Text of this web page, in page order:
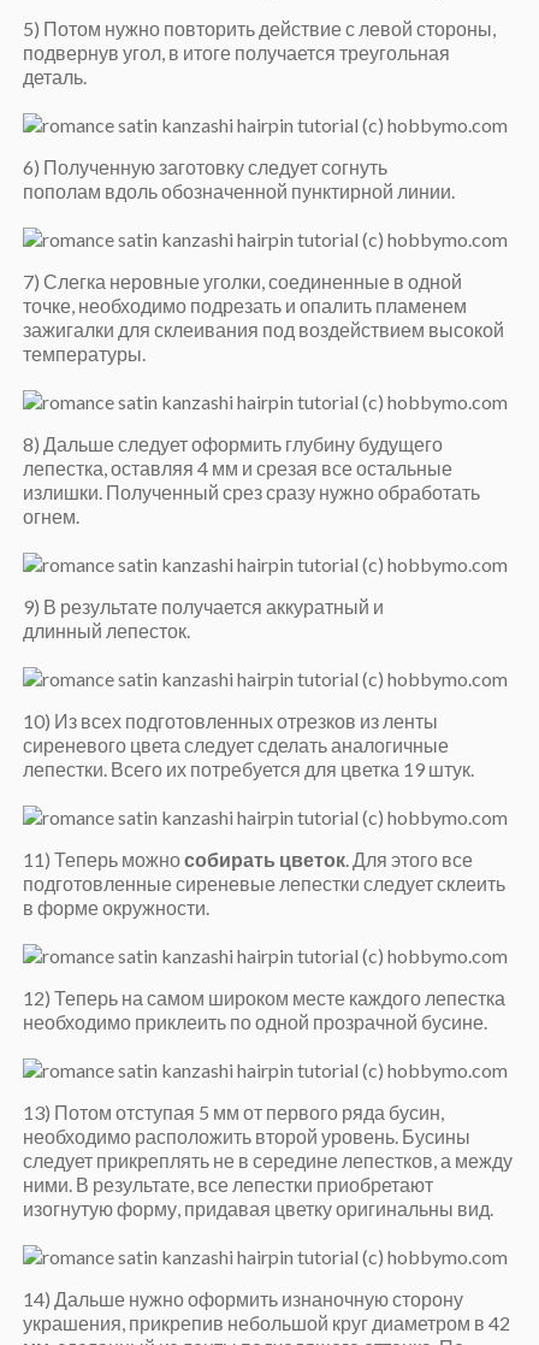
5) Потом нужно повторить действие с левой стороны,
подвернув угол, в итоге получается треугольная
деталь.
6) Полученную заготовку следует согнуть
пополам вдоль обозначенной пунктирной линии.
7) Слегка неровные уголки, соединенные в одной
точке, необходимо подрезать и опалить пламенем
зажигалки для склеивания под воздействием высокой
температуры.
8) Дальше следует оформить глубину будущего
лепестка, оставляя 4 мм и срезая все остальные
излишки. Полученный срез сразу нужно обработать
огнем.
9) В результате получается аккуратный и
длинный лепесток.
10) Из всех подготовленных отрезков из ленты
сиреневого цвета следует сделать аналогичные
лепестки. Всего их потребуется для цветка 19 штук.
11) Теперь можнособирать цветок. Для этого все
подготовленные сиреневые лепестки следует склеить
в форме окружности.
12) Теперь на самом широком месте каждого лепестка
необходимо приклеить по одной прозрачной бусине.
13) Потом отступая 5 мм от первого ряда бусин,
необходимо расположить второй уровень. Бусины
следует прикреплять не в середине лепестков, а между
ними. В результате, все лепестки приобретают
изогнутую форму, придавая цветку оригинальны вид.
14) Дальше нужно оформить изнаночную сторону
украшения, прикрепив небольшой круг диаметром в 42